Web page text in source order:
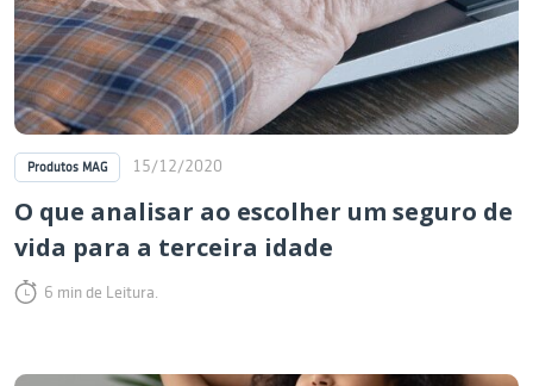
Produtos MAG 15/12/2020
O que analisar ao escolher um seguro de
vida para a terceira idade
6 min de Leitura.